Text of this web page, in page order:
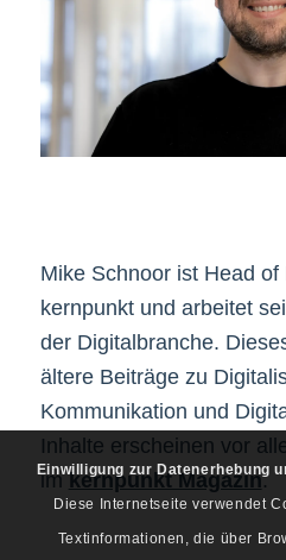
Mike Schnoor ist Head of
kernpunkt und arbeitet
der Digitalbranche.
ältere Beiträge zu
Kommunikation und
Inhalte erscheinen vor
imkernpunkt Magazin.
Einwilligung zur Datenerhebung
Diese Internetseite verwendet
Textinformationen, die über